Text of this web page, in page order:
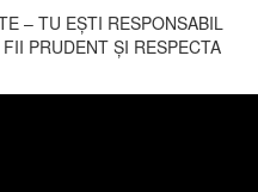
– TU EȘTI RESPONSABIL
PRUDENT ȘI RESPECTA